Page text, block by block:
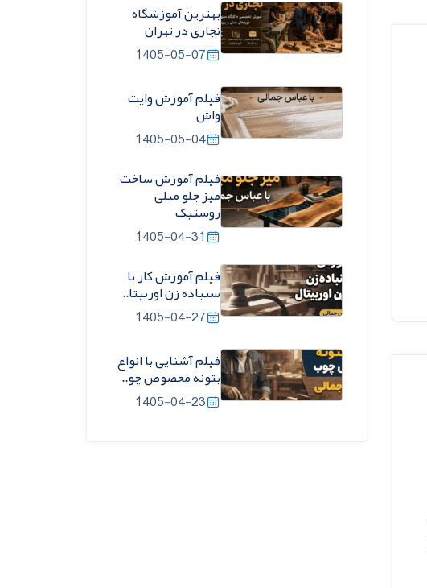
بهترین آموزشگاه
نجاری در تهران
1405-05-07
فیلم آموزش وایت
واش
1405-05-04
فیلم آموزش ساخت
میز جلو مبلی
روستیک
1405-04-31
فیلم آموزش کار با
سنباده زن اوربیتا..
1405-04-27
فیلم آشنایی با انواع
بتونه مخصوص چو..
1405-04-23